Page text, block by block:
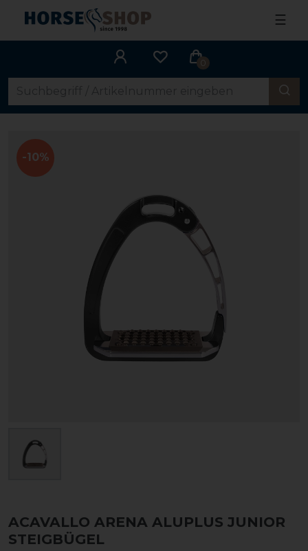
☰
0
-10%
ACAVALLO ARENA ALUPLUS JUNIOR
STEIGBÜGEL